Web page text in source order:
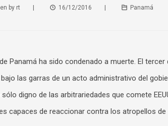
by rt 16/12/2016 Panamá
Panamá ha sido condenado a muerte. El
bajo las garras de un acto administrativo del
sólo digno de las arbitrariedades que comete
capaces de reaccionar contra los atropellos